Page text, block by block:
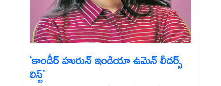
‘కాండీర్‌ హురున్‌ ఇండియా ఉమెన్‌ లీడర్స్‌
లిస్ట్‌’